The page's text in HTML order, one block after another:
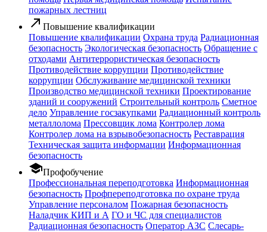
пожарных лестниц
call_made Повышение квалификации
Повышение квалификации Охрана труда Радиационная
безопасность Экологическая безопасность Обращение с
отходами Антитеррористическая безопасность
Противодействие коррупции Противодействие
коррупции Обслуживание медицинской техники
Производство медицинской техники Проектирование
зданий и сооружений Строительный контроль Сметное
дело Управление госзакупками Радиационный контроль
металлолома Прессовщик лома Контролер лома
Контролер лома на взрывобезопасность Реставрация
Техническая защита информации Информационная
безопасность
schoolПрофобучение
Профессиональная переподготовка Информационная
безопасность Профпереподготовка по охране труда
Управление персоналом Пожарная безопасность
Наладчик КИП и А ГО и ЧС для специалистов
Радиационная безопасность Оператор АЗС Слесарь-